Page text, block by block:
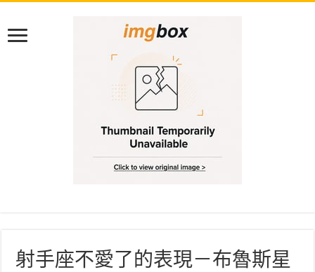
射手座不愛了的表現－布魯斯星